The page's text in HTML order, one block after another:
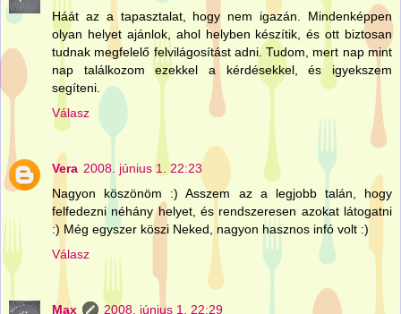
Háát az a tapasztalat, hogy nem igazán. Mindenképpen
olyan helyet ajánlok, ahol helyben készítik, és ott biztosan
tudnak megfelelő felvilágosítást adni. Tudom, mert nap mint
nap találkozom ezekkel a kérdésekkel, és igyekszem
segíteni.
Válasz
Vera 2008. június 1. 22:23
Nagyon köszönöm :) Asszem az a legjobb talán, hogy
felfedezni néhány helyet, és rendszeresen azokat látogatni
:) Még egyszer köszi Neked, nagyon hasznos infó volt :)
Válasz
Max
2008. június 1. 22:29